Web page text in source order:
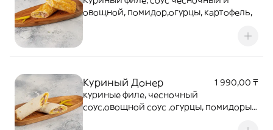
овощной, помидор,огурцы, картофель,
Куриный Донер
1 990,00 ₸
куриные филе, чесночный
соус,овощной соус ,огурцы, помидоры,